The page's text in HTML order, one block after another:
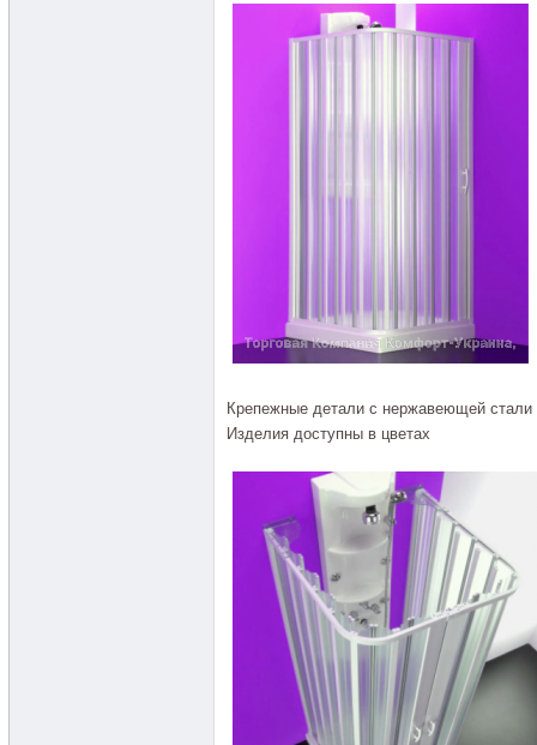
Крепежные детали с нержавеющей стали
Изделия доступны в цветах